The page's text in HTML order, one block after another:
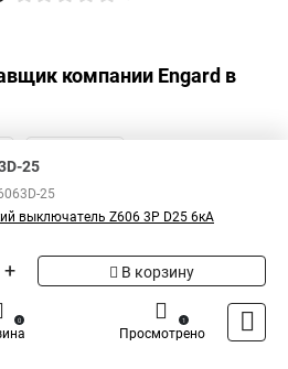
компании Engard в
25
25
выключатель Z606 3Р D25 6кА
+ В корзину
0
Просмотрено
1